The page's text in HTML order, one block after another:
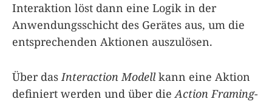
Interaktion löst dann eine Logik in der
Anwendungsschicht des Gerätes aus, um die
entsprechenden Aktionen auszulösen.
Über dasInteraction Modellkann eine Aktion
definiert werden und über dieAction Framing-